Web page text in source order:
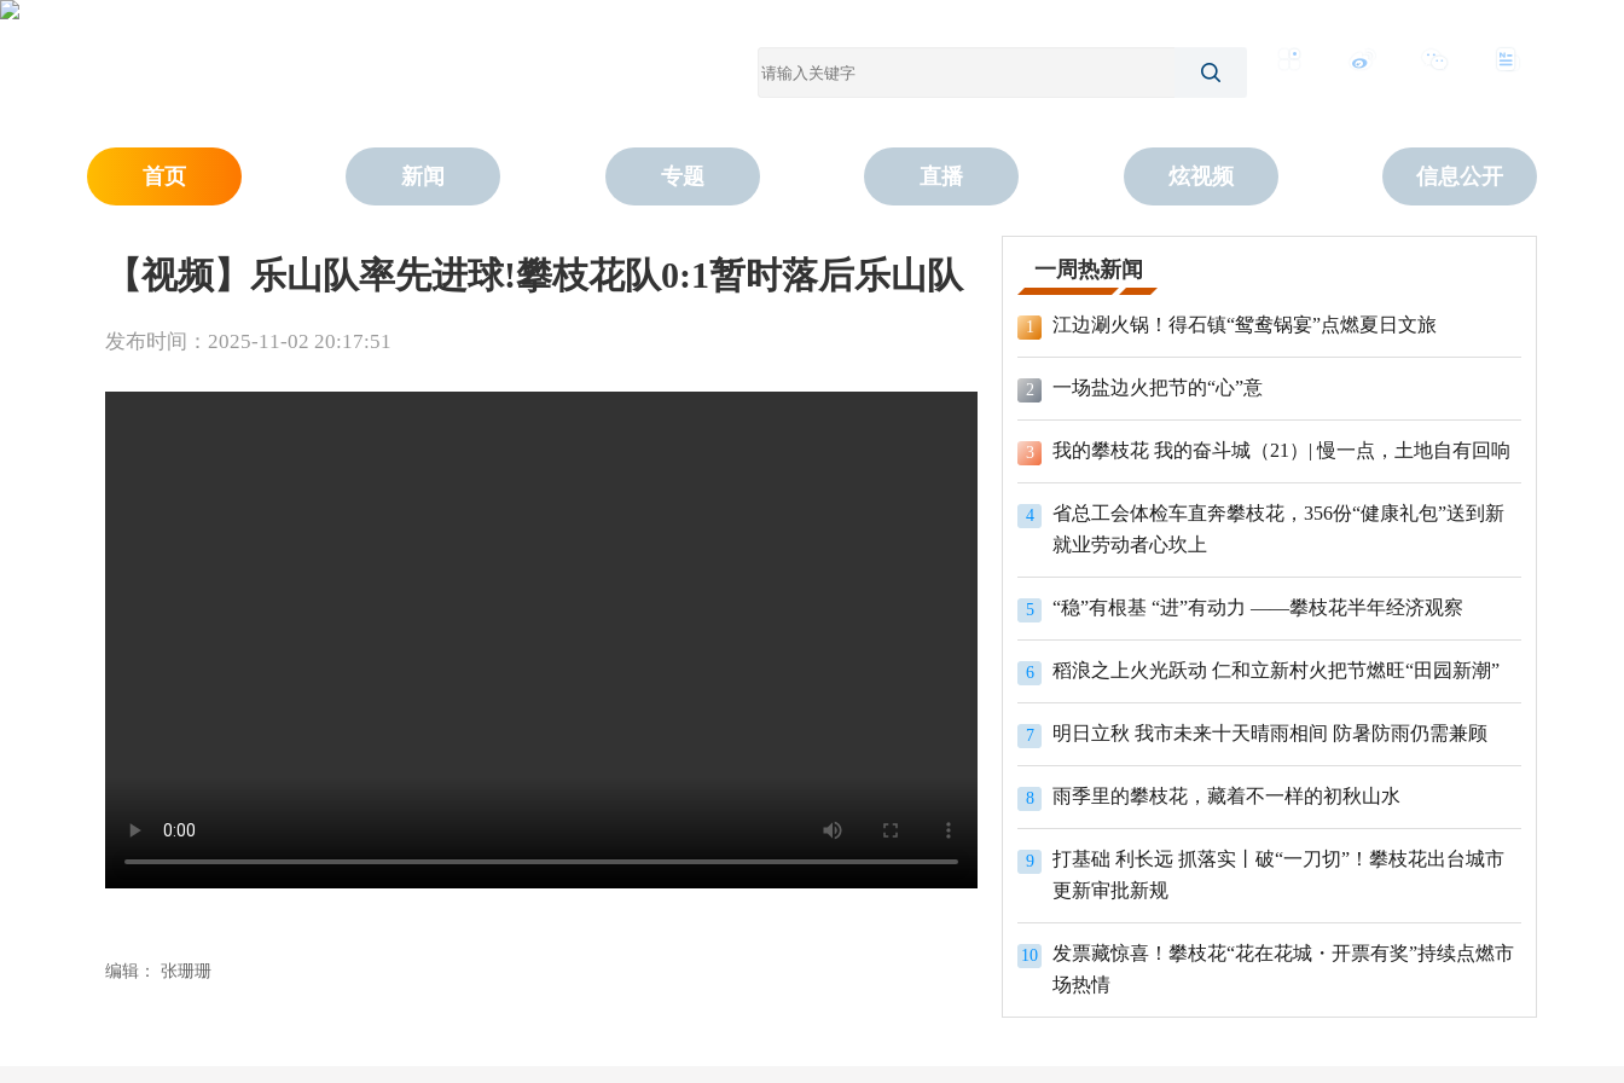
首页 新闻 专题 直播 炫视频 信息公开
【视频】乐山队率先进球!攀枝花队0:1暂时落后乐山队
发布时间：2025-11-02 20:17:51
编辑： 张珊珊
一周热新闻
1 江边涮火锅！得石镇“鸳鸯锅宴”点燃夏日文旅
2 一场盐边火把节的“心”意
3 我的攀枝花 我的奋斗城（21）| 慢一点，土地自有回响
4
省总工会体检车直奔攀枝花，356份“健康礼包”送到新
就业劳动者心坎上
5 “稳”有根基 “进”有动力 ——攀枝花半年经济观察
6 稻浪之上火光跃动 仁和立新村火把节燃旺“田园新潮”
7 明日立秋 我市未来十天晴雨相间 防暑防雨仍需兼顾
8 雨季里的攀枝花，藏着不一样的初秋山水
9
打基础 利长远 抓落实丨破“一刀切”！攀枝花出台城市
更新审批新规
10
发票藏惊喜！攀枝花“花在花城・开票有奖”持续点燃市
场热情